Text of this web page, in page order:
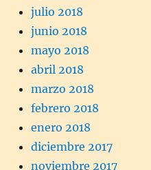
julio 2018
junio 2018
mayo 2018
abril 2018
marzo 2018
febrero 2018
enero 2018
diciembre 2017
noviembre 2017